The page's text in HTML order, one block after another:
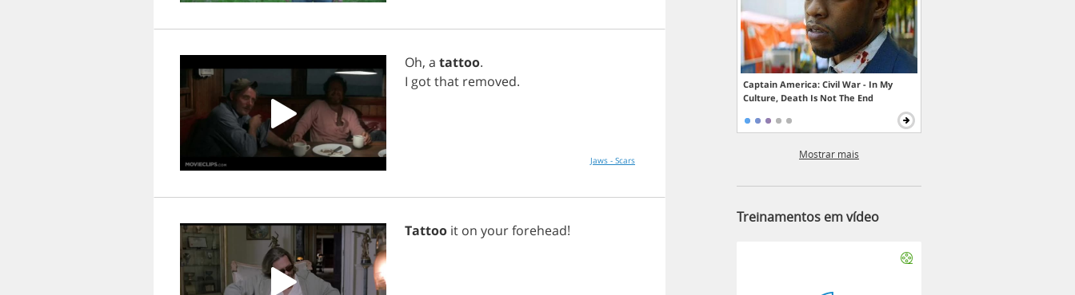
Oh, a tattoo.
I gotthat removed.
Jaws - Scars
Tattoo it on yourforehead!
Captain America: Civil War - In My
Culture, Death Is Not The End
Mostrar mais
Treinamentos em vídeo